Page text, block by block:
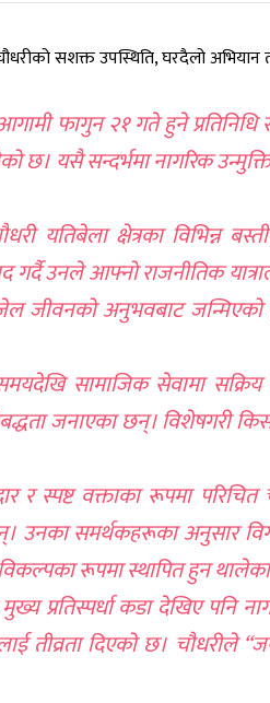
फागुन २१ गते हुने प्रतिनिधि
छ। यसै सन्दर्भमा नागरिक
यतिबेला क्षेत्रका विभिन्न
गर्दै उनले आफ्नो राजनीतिक
जेल जीवनको अनुभवबाट
सामाजिक सेवामा सक्रिय
जनाएका छन्। विशेषगरी
र स्पष्ट वक्ताका रूपमा
उनका समर्थकहरूका अनुसार
रूपमा स्थापित हुन
प्रतिस्पर्धा कडा देखिए पनि
तीव्रता दिएको छ। चौधरीले